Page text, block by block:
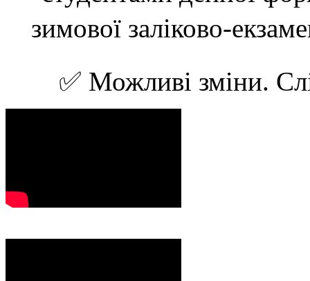
зимової заліково-
✅ Можливі зміни.